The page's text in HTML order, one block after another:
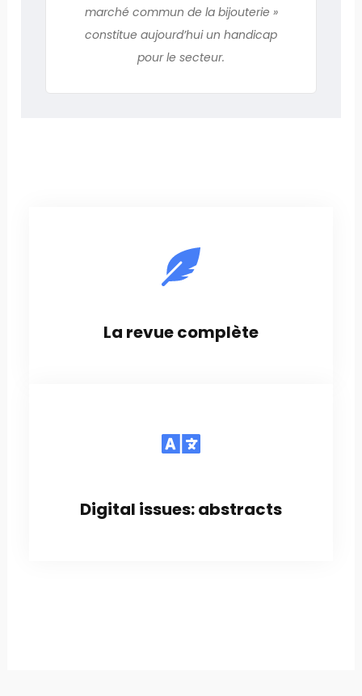
marché commun de la bijouterie »
constitue aujourd’hui un handicap
pour le secteur.
La revue complète
Digital issues: abstracts